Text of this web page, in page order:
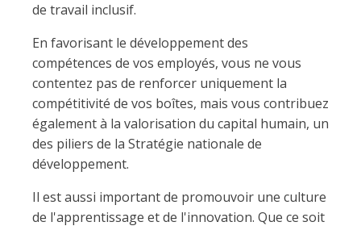
de travail inclusif.
En favorisant le développement des
compétences de vos employés, vous ne vous
contentez pas de renforcer uniquement la
compétitivité de vos boîtes, mais vous contribuez
également à la valorisation du capital humain, un
des piliers de la Stratégie nationale de
développement.
Il est aussi important de promouvoir une culture
de l'apprentissage et de l'innovation. Que ce soit